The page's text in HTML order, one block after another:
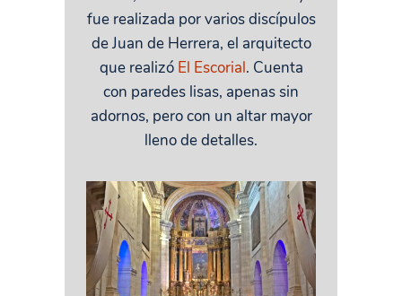
fue realizada por varios discípulos
de Juan de Herrera, el arquitecto
que realizó El Escorial. Cuenta
con paredes lisas, apenas sin
adornos, pero con un altar mayor
lleno de detalles.